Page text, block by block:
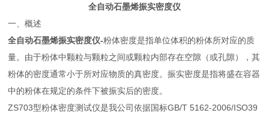
全自动石墨烯振实密度仪
一、概述
全自动石墨烯振实密度仪-粉体密度是指单位体积的粉体所对应的质
量。由于粉体中颗粒与颗粒之间或颗粒内部存在空隙（或孔隙），其
粉体的密度通常小于所对应物质的真密度。振实密度是指将盛在容器
中的粉体在规定的条件下被振实后的密度。
ZS703型粉体密度测试仪是我公司依据国标GB/T 5162-2006/ISO39